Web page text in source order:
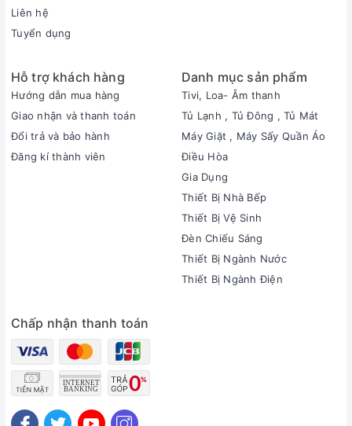
Liên hệ
Tuyển dụng
Hỗ trợ khách hàng
Hướng dẫn mua hàng
Giao nhận và thanh toán
Đổi trả và bảo hành
Đăng kí thành viên
Danh mục sản phẩm
Tivi, Loa- Âm thanh
Tủ Lạnh , Tủ Đông , Tủ Mát
Máy Giặt , Máy Sấy Quần Áo
Điều Hòa
Gia Dụng
Thiết Bị Nhà Bếp
Thiết Bị Vệ Sinh
Đèn Chiếu Sáng
Thiết Bị Ngành Nước
Thiết Bị Ngành Điện
Chấp nhận thanh toán